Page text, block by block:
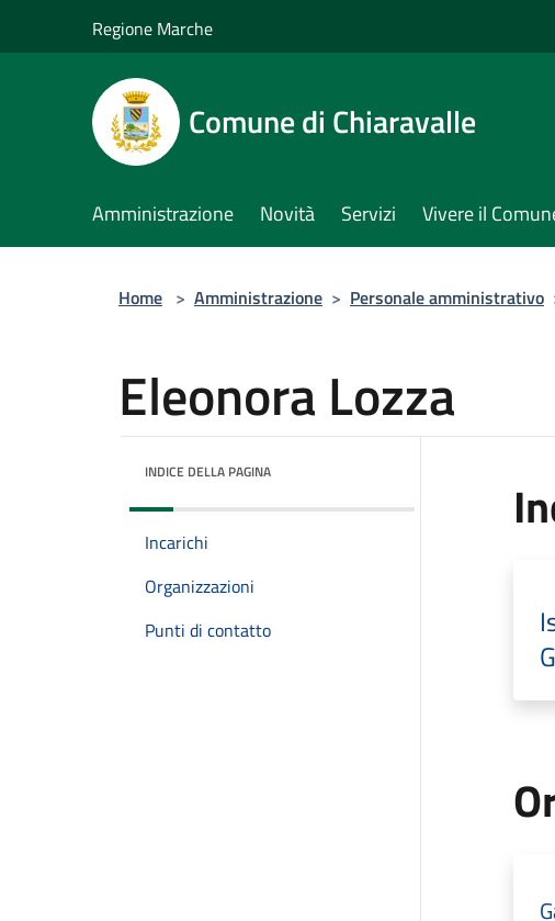
Regione Marche
Comune di Chiaravalle
Amministrazione Novità Servizi Vivere il
Home > Amministrazione > Personale amministrativo
Eleonora Lozza
INDICE DELLA PAGINA
Incarichi
Organizzazioni
Punti di contatto